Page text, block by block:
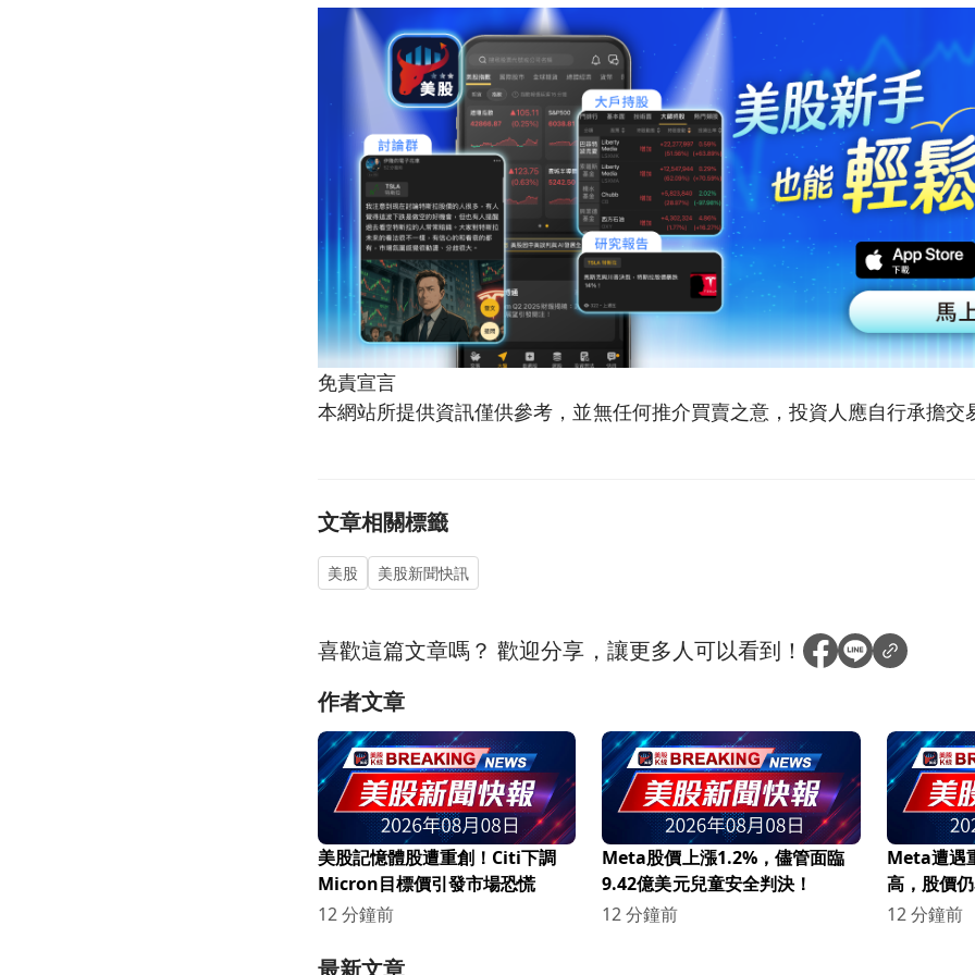
免責宣言
本網站所提供資訊僅供參考，並無任何推介買賣之意，投資人應自行承擔交
文章相關標籤
美股 美股新聞快訊
喜歡這篇文章嗎？歡迎分享，讓更多人可以看到！
作者文章
美股記憶體股遭重創！Citi下調
Micron目標價引發市場恐慌
12 分鐘前
Meta股價上漲1.2%，儘管面臨
9.42億美元兒童安全判決！
12 分鐘前
Meta遭遇
高，股價
12 分鐘前
最新文章